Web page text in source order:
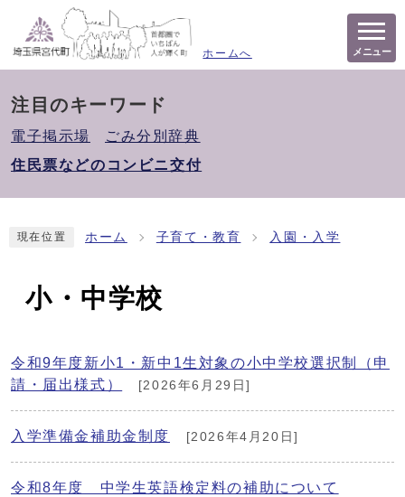
ホームへ メニュー
注目のキーワード
電子掲示場
ごみ分別辞典
住民票などのコンビニ交付
現在位置 ホーム 子育て・教育 入園・入学
小・中学校
令和9年度新小1・新中1生対象の小中学校選択制（申
請・届出様式）
[2026年6月29日]
入学準備金補助金制度 [2026年4月20日]
令和8年度 中学生英語検定料の補助について